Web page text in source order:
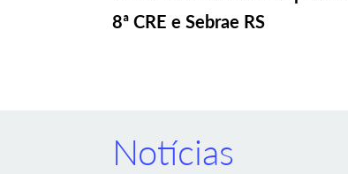
8ª CRE e Sebrae RS
Notícias